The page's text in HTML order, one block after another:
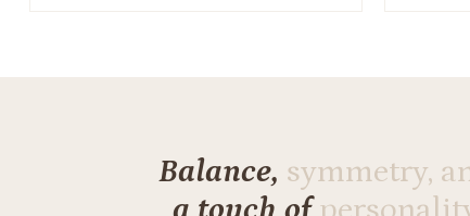
Balance, symmetry,